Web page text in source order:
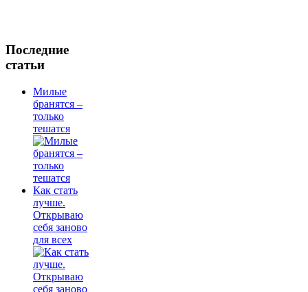
Последние
статьи
Милые
бранятся –
только
тешатся
Как стать
лучше.
Открываю
себя заново
для всех